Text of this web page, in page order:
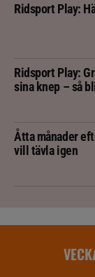
Ridsport Play:
Ridsport Play:
sina knep – så
Åtta månader
vill tävla igen